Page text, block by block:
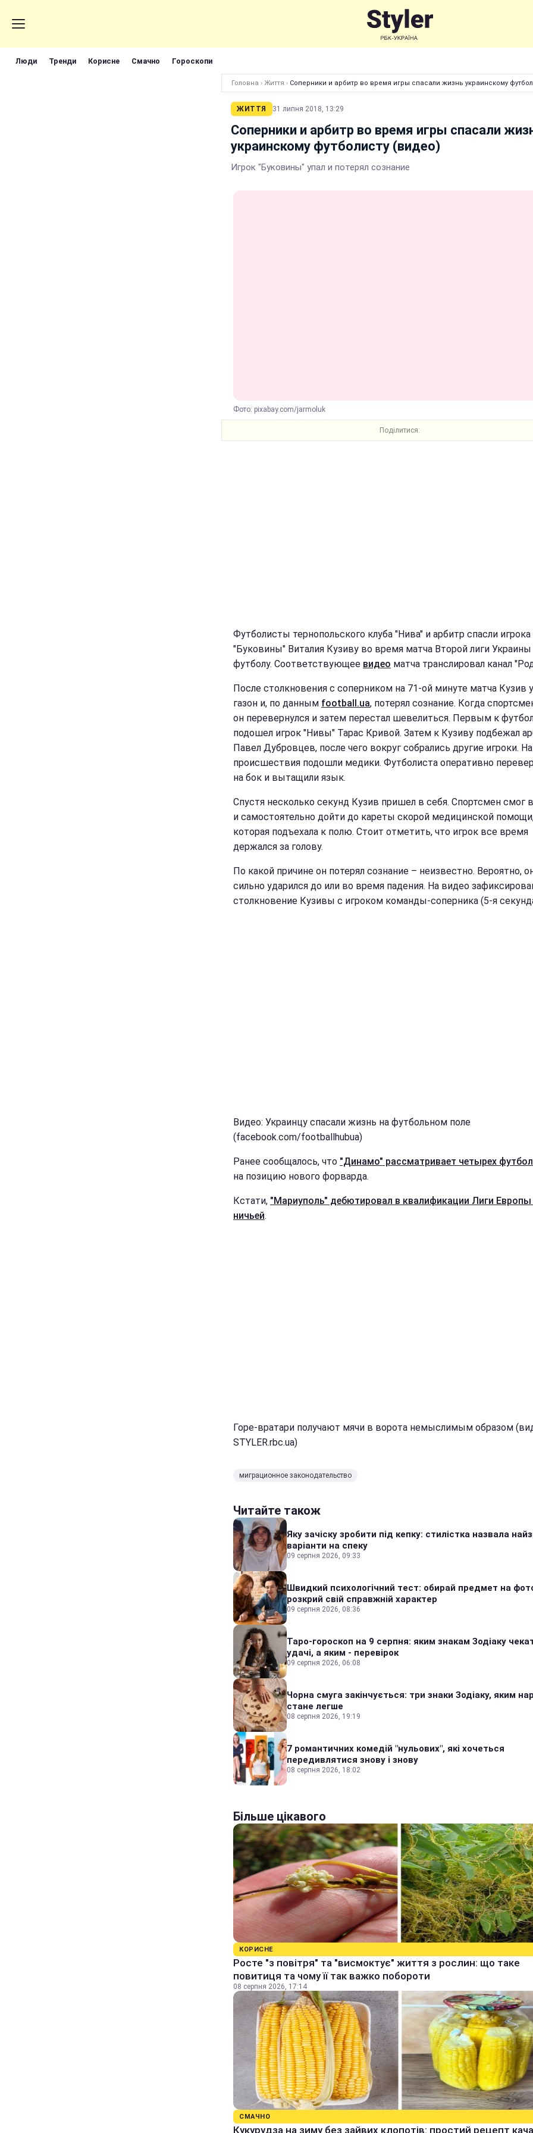
Люди Тренди Корисне Смачно Гороскопи
Головна › Життя › Соперники и арбитр во время игры спасали жизнь украинскому
ЖИТТЯ 31 липня 2018, 13:29
Соперники и арбитр во время игры спасали
украинскому футболисту (видео)
Игрок "Буковины" упал и потерял сознание
Фото: pixabay.com/jarmoluk
Поділитися:
Футболисты тернопольского клуба "Нива" и арбитр спасли игрока
"Буковины" Виталия Кузиву во время матча Второй лиги Украины
футболу. Соответствующее видео матча транслировал канал
После столкновения с соперником на 71-ой минуте матча Кузив
газон и, по данным football.ua, потерял сознание. Когда
он перевернулся и затем перестал шевелиться. Первым к
подошел игрок "Нивы" Тарас Кривой. Затем к Кузиву подбежал
Павел Дубровцев, после чего вокруг собрались другие игроки.
происшествия подошли медики. Футболиста оперативно
на бок и вытащили язык.
Спустя несколько секунд Кузив пришел в себя. Спортсмен смог
и самостоятельно дойти до кареты скорой медицинской
которая подъехала к полю. Стоит отметить, что игрок все время
держался за голову.
По какой причине он потерял сознание – неизвестно. Вероятно,
сильно ударился до или во время падения. На видео
столкновение Кузивы с игроком команды-соперника (5-я
Видео: Украинцу спасали жизнь на футбольном поле
(facebook.com/footballhubua)
Ранее сообщалось, что "Динамо" рассматривает четырех
на позицию нового форварда.
Кстати, "Мариуполь" дебютировал в квалификации Лиги Европы
ничьей.
Горе-вратари получают мячи в ворота немыслимым образом
STYLER.rbc.ua)
миграционное законодательство
Читайте також
Яку зачіску зробити під кепку: стилістка назвала
варіанти на спеку
09 серпня 2026, 09:33
Швидкий психологічний тест: обирай предмет на
розкрий свій справжній характер
09 серпня 2026, 08:36
Таро-гороскоп на 9 серпня: яким знакам Зодіаку
удачі, а яким - перевірок
09 серпня 2026, 06:08
Чорна смуга закінчується: три знаки Зодіаку, яким
стане легше
08 серпня 2026, 19:19
7 романтичних комедій "нульових", які хочеться
передивлятися знову і знову
08 серпня 2026, 18:02
Більше цікавого
КОРИСНЕ
Росте "з повітря" та "висмоктує" життя з рослин: що таке
повитиця та чому її так важко побороти
08 серпня 2026, 17:14
СМАЧНО
Кукурудза на зиму без зайвих клопотів: простий рецепт